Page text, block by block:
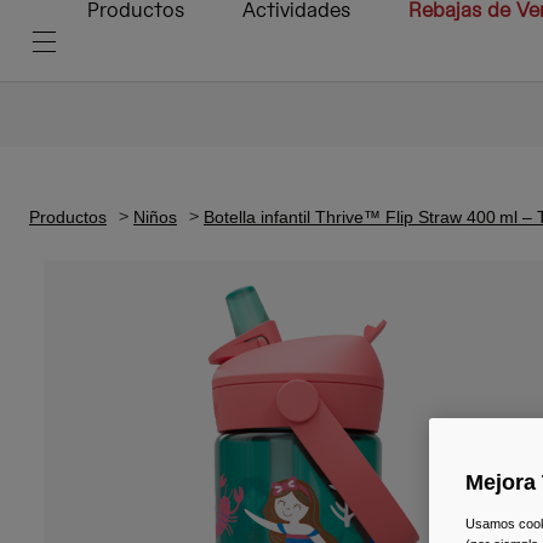
Productos Actividades Rebajas de
Productos Niños Botella infantil Thrive™ Flip Straw 400 ml –
Mejora
Usamos